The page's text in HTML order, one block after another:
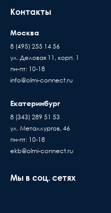
Контакты
Москва
8 (495) 255 14 56
ул. Деловая 11, корп. 1
пн-пт: 10-18
info@olmi-connect.ru
Екатеринбург
8 (343) 289 51 53
ул. Металлургов, 46
пн-пт: 10-18
ekb@olmi-connect.ru
Мы в соц. сетях